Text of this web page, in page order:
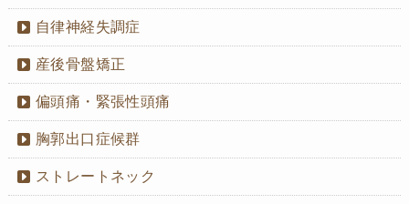
自律神経失調症
産後骨盤矯正
偏頭痛・緊張性頭痛
胸郭出口症候群
ストレートネック